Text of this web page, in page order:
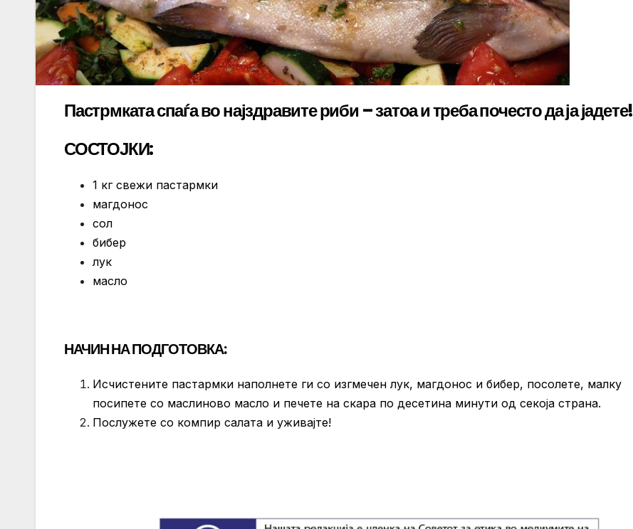
Пастрмката спаѓа во најздравите риби – затоа и треба почесто да ја јадете!
СОСТОЈКИ:
1 кг свежи пастармки
магдонос
сол
бибер
лук
масло
НАЧИН НА ПОДГОТОВКА:
Исчистените пастармки наполнете ги со изгмечен лук, магдонос и бибер, посолете, малку
посипете со маслиново масло и печете на скара по десетина минути од секоја страна.
Послужете со компир салата и уживајте!